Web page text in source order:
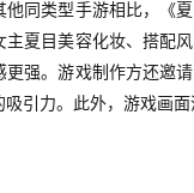
他同类型手游相比，《
主夏目美容化妆、搭配
更强。游戏制作方还邀
引力。此外，游戏画